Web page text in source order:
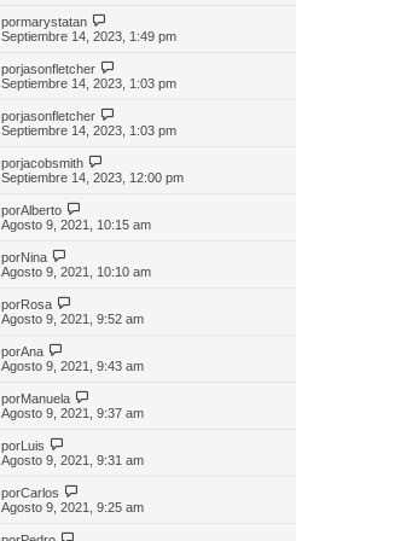
pormarystatan
Septiembre 14, 2023, 1:49 pm
porjasonfletcher
Septiembre 14, 2023, 1:03 pm
porjasonfletcher
Septiembre 14, 2023, 1:03 pm
porjacobsmith
Septiembre 14, 2023, 12:00 pm
porAlberto
Agosto 9, 2021, 10:15 am
porNina
Agosto 9, 2021, 10:10 am
porRosa
Agosto 9, 2021, 9:52 am
porAna
Agosto 9, 2021, 9:43 am
porManuela
Agosto 9, 2021, 9:37 am
porLuis
Agosto 9, 2021, 9:31 am
porCarlos
Agosto 9, 2021, 9:25 am